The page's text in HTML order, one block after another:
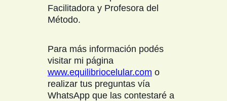
Facilitadora y Profesora del
Método.
Para más información podés
visitar mi página
www.equilibriocelular.com o
realizar tus preguntas vía
WhatsApp que las contestaré a